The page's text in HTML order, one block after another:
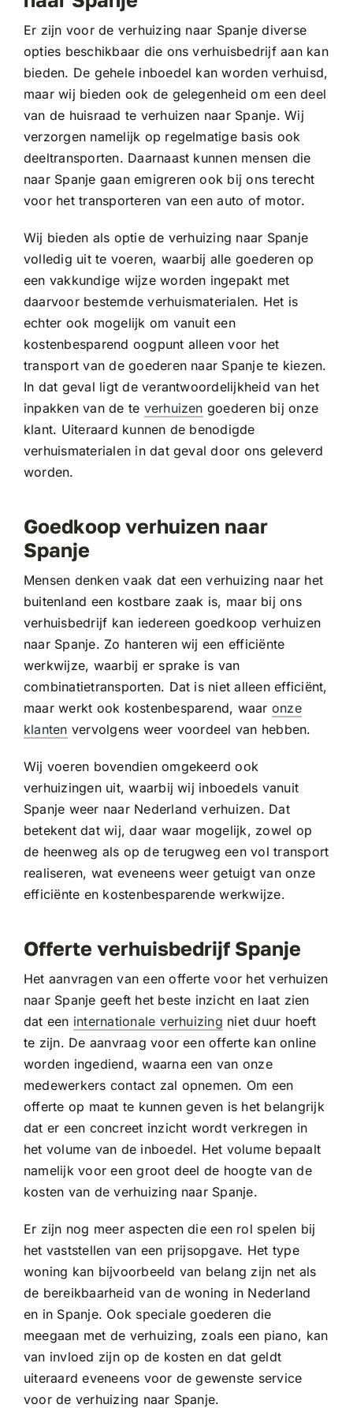
Er zijn voor de verhuizing naar Spanje diverse
opties beschikbaar die ons verhuisbedrijf aan kan
bieden. De gehele inboedel kan worden verhuisd,
maar wij bieden ook de gelegenheid om een deel
van de huisraad te verhuizen naar Spanje. Wij
verzorgen namelijk op regelmatige basis ook
deeltransporten. Daarnaast kunnen mensen die
naar Spanje gaan emigreren ook bij ons terecht
voor het transporteren van een auto of motor.
Wij bieden als optie de verhuizing naar Spanje
volledig uit te voeren, waarbij alle goederen op
een vakkundige wijze worden ingepakt met
daarvoor bestemde verhuismaterialen. Het is
echter ook mogelijk om vanuit een
kostenbesparend oogpunt alleen voor het
transport van de goederen naar Spanje te kiezen.
In dat geval ligt de verantwoordelijkheid van het
inpakken van de te verhuizen goederen bij onze
klant. Uiteraard kunnen de benodigde
verhuismaterialen in dat geval door ons geleverd
worden.
Goedkoop verhuizen naar
Spanje
Mensen denken vaak dat een verhuizing naar het
buitenland een kostbare zaak is, maar bij ons
verhuisbedrijf kan iedereen goedkoop verhuizen
naar Spanje. Zo hanteren wij een efficiënte
werkwijze, waarbij er sprake is van
combinatietransporten. Dat is niet alleen efficiënt,
maar werkt ook kostenbesparend, waar onze
klanten vervolgens weer voordeel van hebben.
Wij voeren bovendien omgekeerd ook
verhuizingen uit, waarbij wij inboedels vanuit
Spanje weer naar Nederland verhuizen. Dat
betekent dat wij, daar waar mogelijk, zowel op
de heenweg als op de terugweg een vol transport
realiseren, wat eveneens weer getuigt van onze
efficiënte en kostenbesparende werkwijze.
Offerte verhuisbedrijf Spanje
Het aanvragen van een offerte voor het verhuizen
naar Spanje geeft het beste inzicht en laat zien
dat een internationale verhuizing niet duur hoeft
te zijn. De aanvraag voor een offerte kan online
worden ingediend, waarna een van onze
medewerkers contact zal opnemen. Om een
offerte op maat te kunnen geven is het belangrijk
dat er een concreet inzicht wordt verkregen in
het volume van de inboedel. Het volume bepaalt
namelijk voor een groot deel de hoogte van de
kosten van de verhuizing naar Spanje.
Er zijn nog meer aspecten die een rol spelen bij
het vaststellen van een prijsopgave. Het type
woning kan bijvoorbeeld van belang zijn net als
de bereikbaarheid van de woning in Nederland
en in Spanje. Ook speciale goederen die
meegaan met de verhuizing, zoals een piano, kan
van invloed zijn op de kosten en dat geldt
uiteraard eveneens voor de gewenste service
voor de verhuizing naar Spanje.